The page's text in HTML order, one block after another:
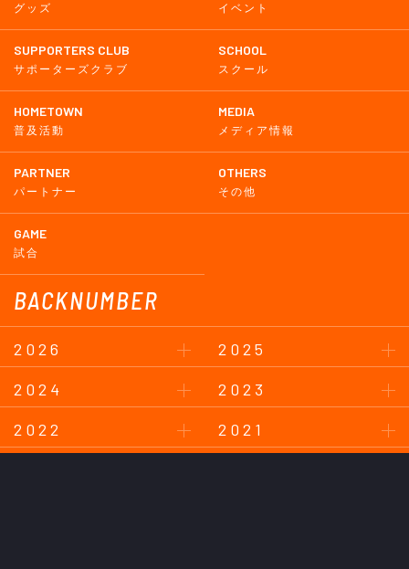
グッズ イベント
SUPPORTERS CLUB
サポーターズクラブ
SCHOOL
スクール
HOMETOWN
普及活動
MEDIA
メディア情報
PARTNER
パートナー
OTHERS
その他
GAME
試合
BACKNUMBER
2026
2025
2024
2023
2022
2021